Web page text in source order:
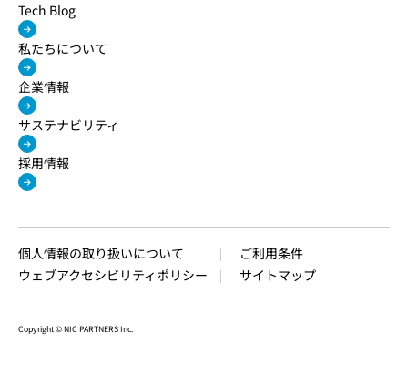
Tech Blog
私たちについて
企業情報
サステナビリティ
採用情報
個人情報の取り扱いについて
ご利用条件
ウェブアクセシビリティポリシー
サイトマップ
Copyright © NIC PARTNERS Inc.